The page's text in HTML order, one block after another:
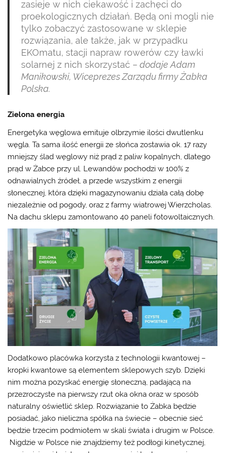
zasieje w nich ciekawość i zachęci do
proekologicznych działań. Będą oni mogli nie
tylko zobaczyć zastosowane w sklepie
rozwiązania, ale także, jak w przypadku
EKOmatu, stacji napraw rowerów czy ławki
solarnej z nich skorzystać – dodaje Adam
Manikowski, Wiceprezes Zarządu firmy Żabka
Polska.
Zielona energia
Energetyka węglowa emituje olbrzymie ilości dwutlenku
węgla. Ta sama ilość energii ze słońca zostawia ok. 17 razy
mniejszy ślad węglowy niż prąd z paliw kopalnych, dlatego
prąd w Żabce przy ul. Lewandów pochodzi w 100% z
odnawialnych źródeł, a przede wszystkim z energii
słonecznej, która dzięki magazynowaniu działa całą dobę
niezależnie od pogody, oraz z farmy wiatrowej Wierzcholas.
Na dachu sklepu zamontowano 40 paneli fotowoltaicznych.
Dodatkowo placówka korzysta z technologii kwantowej –
kropki kwantowe są elementem sklepowych szyb. Dzięki
nim można pozyskać energię słoneczną, padającą na
przezroczyste na pierwszy rzut oka okna oraz w sposób
naturalny oświetlić sklep. Rozwiązanie to Żabka będzie
posiadać, jako nieliczna spółka na świecie – obecnie sieć
będzie trzecim podmiotem w skali świata i drugim w Polsce.
Nigdzie w Polsce nie znajdziemy też podłogi kinetycznej,